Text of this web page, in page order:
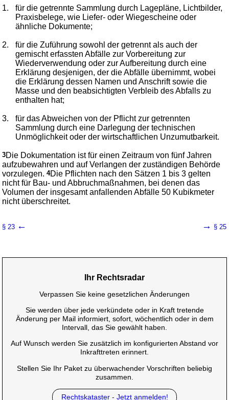
1.
für die getrennte Sammlung durch Lagepläne, Lichtbilder,
Praxisbelege, wie Liefer- oder Wiegescheine oder
ähnliche Dokumente;
2.
für die Zuführung sowohl der getrennt als auch der
gemischt erfassten Abfälle zur Vorbereitung zur
Wiederverwendung oder zur Aufbereitung durch eine
Erklärung desjenigen, der die Abfälle übernimmt, wobei
die Erklärung dessen Namen und Anschrift sowie die
Masse und den beabsichtigten Verbleib des Abfalls zu
enthalten hat;
3.
für das Abweichen von der Pflicht zur getrennten
Sammlung durch eine Darlegung der technischen
Unmöglichkeit oder der wirtschaftlichen Unzumutbarkeit.
3Die Dokumentation ist für einen Zeitraum von fünf Jahren
aufzubewahren und auf Verlangen der zuständigen Behörde
vorzulegen.4Die Pflichten nach den Sätzen 1 bis 3 gelten
nicht für Bau- und Abbruchmaßnahmen, bei denen das
Volumen der insgesamt anfallenden Abfälle 50 Kubikmeter
nicht überschreitet.
§ 23 ← → § 25
Ihr Rechtsradar
Verpassen Sie keine gesetzlichen Änderungen
Sie werden über jede verkündete oder in Kraft tretende
Änderung per Mail informiert, sofort, wöchentlich oder in dem
Intervall, das Sie gewählt haben.
Auf Wunsch werden Sie zusätzlich im konfigurierten Abstand vor
Inkrafttreten erinnert.
Stellen Sie Ihr Paket zu überwachender Vorschriften beliebig
zusammen.
Rechtskataster - Jetzt anmelden!